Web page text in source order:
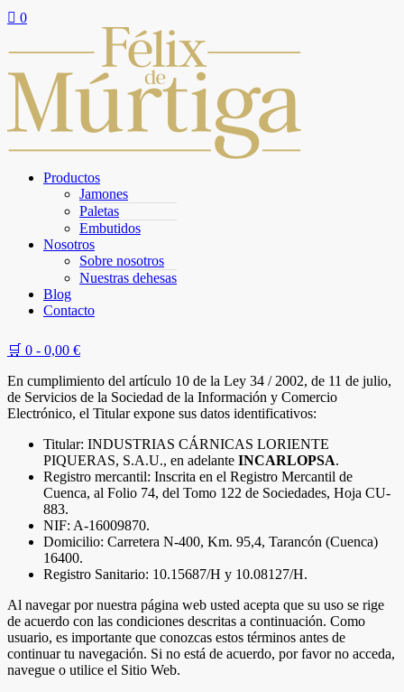
 0
Productos
Jamones
Paletas
Embutidos
Nosotros
Sobre nosotros
Nuestras dehesas
Blog
Contacto
🛒 0 - 0,00 €
En cumplimiento del artículo 10 de la Ley 34 / 2002, de 11 de julio,
de Servicios de la Sociedad de la Información y Comercio
Electrónico, el Titular expone sus datos identificativos:
Titular: INDUSTRIAS CÁRNICAS LORIENTE
PIQUERAS, S.A.U., en adelante INCARLOPSA.
Registro mercantil: Inscrita en el Registro Mercantil de
Cuenca, al Folio 74, del Tomo 122 de Sociedades, Hoja CU-
883.
NIF: A-16009870.
Domicilio: Carretera N-400, Km. 95,4, Tarancón (Cuenca)
16400.
Registro Sanitario: 10.15687/H y 10.08127/H.
Al navegar por nuestra página web usted acepta que su uso se rige
de acuerdo con las condiciones descritas a continuación. Como
usuario, es importante que conozcas estos términos antes de
continuar tu navegación. Si no está de acuerdo, por favor no acceda,
navegue o utilice el Sitio Web.